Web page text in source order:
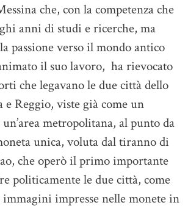
che, con la competenza che
anni di studi e ricerche, ma
passione verso il mondo antico
il suo lavoro, ha rievocato
che legavano le due città dello
e Reggio, viste già come un
un’area metropolitana, al punto da
unica, voluta dal tiranno di
che operò il primo importante
politicamente le due città, come
impresse nelle monete in